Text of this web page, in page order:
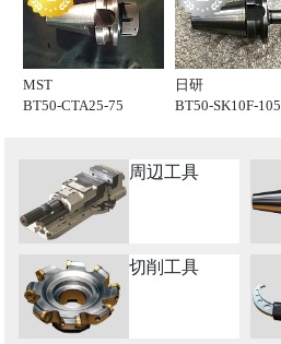
MST
BT50-CTA25-75
日研
BT50-SK10F-105
周辺工具
切削工具